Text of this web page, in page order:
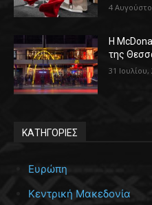
4
Η
της
31 Ιουλίου,
ΚΑΤΗΓΟΡΙΕΣ
Ευρώπη
Κεντρική Μακεδονία